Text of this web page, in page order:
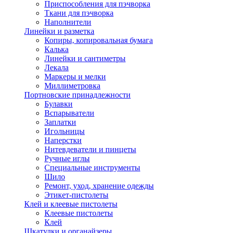
Приспособления для пэчворка
Ткани для пэчворка
Наполнители
Линейки и разметка
Копиры, копировальная бумага
Калька
Линейки и сантиметры
Лекала
Маркеры и мелки
Миллиметровка
Портновские принадлежности
Булавки
Вспарыватели
Заплатки
Игольницы
Наперстки
Нитевдеватели и пинцеты
Ручные иглы
Специальные инструменты
Шило
Ремонт, уход, хранение одежды
Этикет-пистолеты
Клей и клеевые пистолеты
Клеевые пистолеты
Клей
Шкатулки и органайзеры